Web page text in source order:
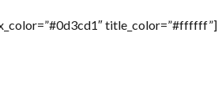
title_color=”#ffffff”]